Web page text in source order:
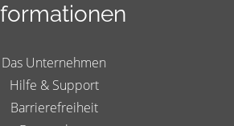
Das Unternehmen
Hilfe & Support
Barrierefreiheit